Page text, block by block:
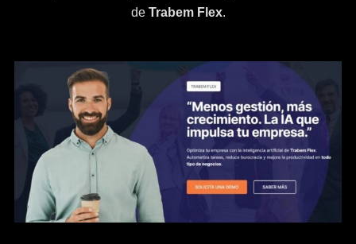
de Trabem Flex.